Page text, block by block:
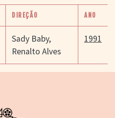
DIREÇÃO ANO
Sady Baby,
Renalto Alves
1991